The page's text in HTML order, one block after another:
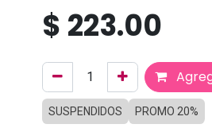
$ 223.00
SUSPENDIDOS PROMO 20%